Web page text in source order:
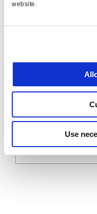
website.
Use
1, 12 -